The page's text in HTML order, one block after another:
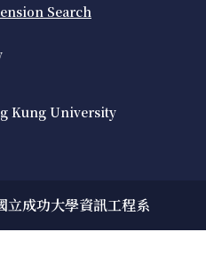
Search
Kung University
成功大學資訊工程系